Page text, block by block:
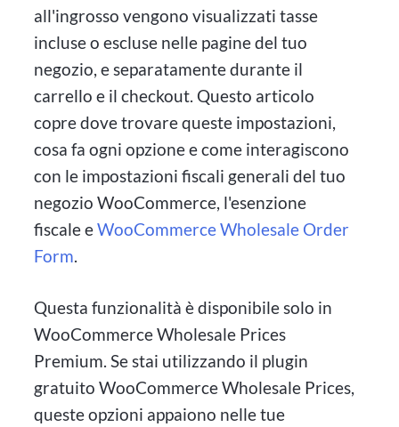
all'ingrosso vengono visualizzati tasse
incluse o escluse nelle pagine del tuo
negozio, e separatamente durante il
carrello e il checkout. Questo articolo
copre dove trovare queste impostazioni,
cosa fa ogni opzione e come interagiscono
con le impostazioni fiscali generali del tuo
negozio WooCommerce, l'esenzione
fiscale eWooCommerce Wholesale Order
Form.
Questa funzionalità è disponibile solo in
WooCommerce Wholesale Prices
Premium. Se stai utilizzando il plugin
gratuito WooCommerce Wholesale Prices,
queste opzioni appaiono nelle tue